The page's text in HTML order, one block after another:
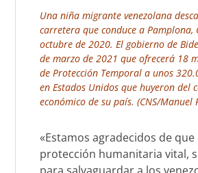
Una niña migrante venezolana
carretera que conduce a Pamplona,
octubre de 2020. El gobierno de
de marzo de 2021 que ofrecerá 18
de Protección Temporal a unos
en Estados Unidos que huyeron del
económico de su país. (CNS/Manuel
«Estamos agradecidos de que
protección humanitaria vital,